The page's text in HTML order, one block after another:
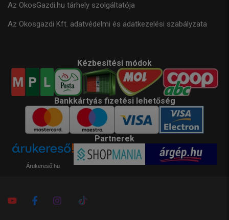
Az OkosGazdi.hu tárhely szolgáltatója
Az Okosgazdi Kft. adatvédelmi és adatkezelési szabályzata
Kézbesítési módok
Bankkártyás fizetési lehetőség
Partnerek
Árukereső.hu